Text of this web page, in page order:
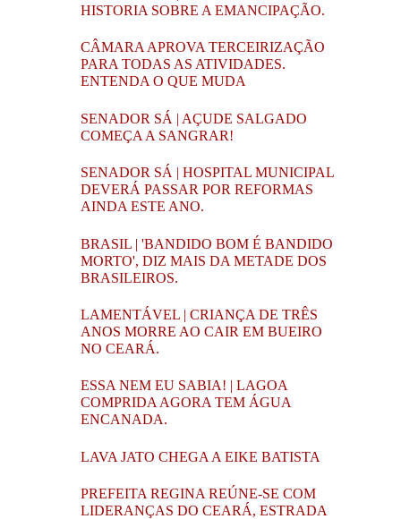
HISTORIA SOBRE A EMANCIPAÇÃO.
CÂMARA APROVA TERCEIRIZAÇÃO
PARA TODAS AS ATIVIDADES.
ENTENDA O QUE MUDA
SENADOR SÁ | AÇUDE SALGADO
COMEÇA A SANGRAR!
SENADOR SÁ | HOSPITAL MUNICIPAL
DEVERÁ PASSAR POR REFORMAS
AINDA ESTE ANO.
BRASIL | 'BANDIDO BOM É BANDIDO
MORTO', DIZ MAIS DA METADE DOS
BRASILEIROS.
LAMENTÁVEL | CRIANÇA DE TRÊS
ANOS MORRE AO CAIR EM BUEIRO
NO CEARÁ.
ESSA NEM EU SABIA! | LAGOA
COMPRIDA AGORA TEM ÁGUA
ENCANADA.
LAVA JATO CHEGA A EIKE BATISTA
PREFEITA REGINA REÚNE-SE COM
LIDERANÇAS DO CEARÁ, ESTRADA